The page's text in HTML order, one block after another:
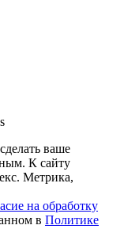
ваше
К cайту
Метрика,
на обработку
в Политике